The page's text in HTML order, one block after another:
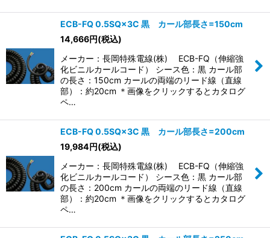
ECB-FQ 0.5SQ×3C 黒 カール部長さ=150cm
14,666円(税込)
メーカー：長岡特殊電線(株) ECB-FQ（伸縮強
化ビニルカールコード） シース色：黒 カール部
の長さ：150cm カールの両端のリード線（直線
部）：約20cm ＊画像をクリックするとカタログ
ペ…
ECB-FQ 0.5SQ×3C 黒 カール部長さ=200cm
19,984円(税込)
メーカー：長岡特殊電線(株) ECB-FQ（伸縮強
化ビニルカールコード） シース色：黒 カール部
の長さ：200cm カールの両端のリード線（直線
部）：約20cm ＊画像をクリックするとカタログ
ペ…